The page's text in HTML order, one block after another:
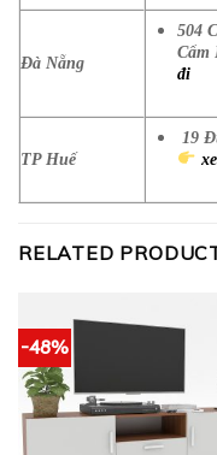
Đà Nẵng
504
Cẩm
đi
TP Huế
19
RELATED
-48%